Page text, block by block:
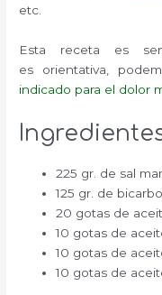
etc.
Esta receta es
es orientativa,
indicado para el dolor
225 gr. de sal
125 gr. de
20 gotas de
10 gotas de
10 gotas de
10 gotas de